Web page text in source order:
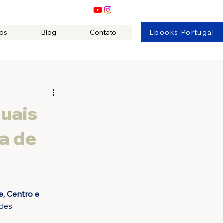
Blog Contato Ebooks Portugal
de
Centro e